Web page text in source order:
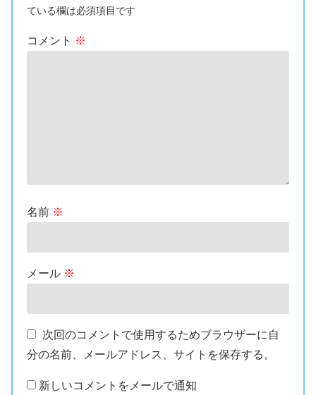
ている欄は必須項目です
コメント ※
名前 ※
メール ※
次回のコメントで使用するためブラウザーに自
分の名前、メールアドレス、サイトを保存する。
新しいコメントをメールで通知